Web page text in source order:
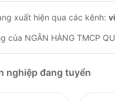
xuất hiện qua các kênh:
của NGÂN HÀNG TMCP
nghiệp đang tuyển